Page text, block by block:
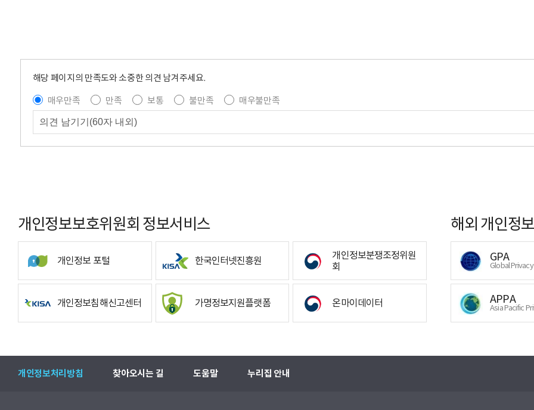
해당 페이지의 만족도와 소중한 의견 남겨주세요.
매우만족
만족 보통 불만족 매우불만족
개인정보보호위원회 정보서비스
개인정보 포털 한국인터넷진흥원
개인정보분쟁조정위원
회
개인정보침해신고센터 가명정보지원플랫폼 온마이데이터
해외 개인정
GPA
Global
APPA
Asia Pacific
개인정보처리방침 찾아오시는 길 도움말 누리집 안내